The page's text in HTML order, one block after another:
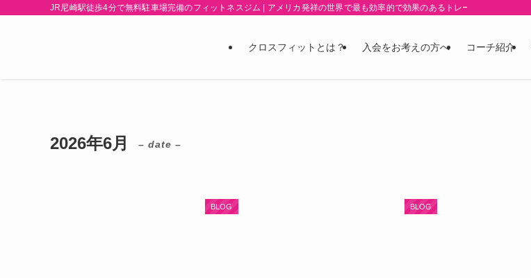
JR尼崎駅徒歩4分で無料駐車場完備のフィットネスジム | アメリカ発祥の世界で最も効率的で効果のあるトレーニング"CrossFit"
クロスフィットとは？ 入会をお考えの方へ コーチ紹介
2026年6月 – date –
BLOG BLOG